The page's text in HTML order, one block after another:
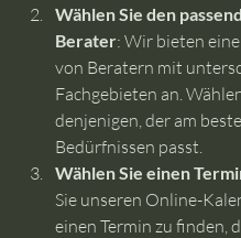
Wählen Sie den
Berater: Wir bieten
von Beratern mit
Fachgebieten an.
denjenigen, der am
Bedürfnissen passt.
Wählen Sie einen
Sie unseren Online-
einen Termin zu finden,